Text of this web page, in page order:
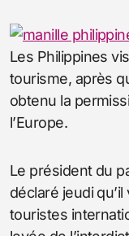
Les Philippines
tourisme, après
obtenu la
l’Europe.
Le président du
déclaré jeudi
touristes